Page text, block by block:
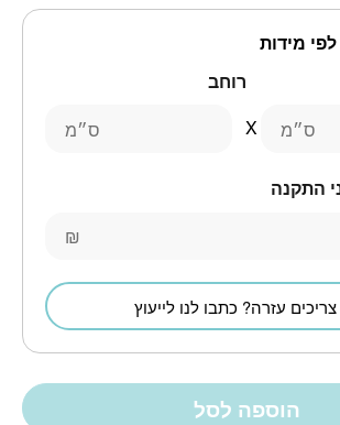
מידות
ס״מ
רוחב
ס״מ
התקנה
₪
צריכים עזרה? כתבו לנו לייעוץ
הוספה לסל